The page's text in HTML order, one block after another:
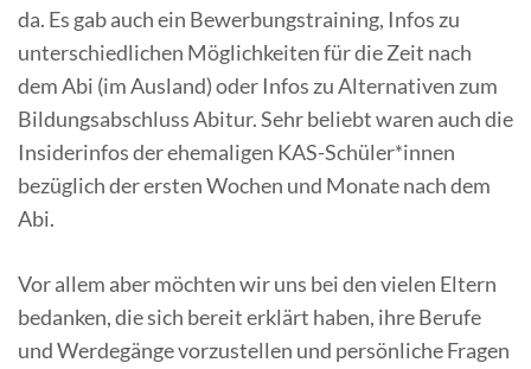
da. Es gab auch ein Bewerbungstraining, Infos zu
unterschiedlichen Möglichkeiten für die Zeit nach
dem Abi (im Ausland) oder Infos zu Alternativen zum
Bildungsabschluss Abitur. Sehr beliebt waren auch die
Insiderinfos der ehemaligen KAS-Schüler*innen
bezüglich der ersten Wochen und Monate nach dem
Abi.
Vor allem aber möchten wir uns bei den vielen Eltern
bedanken, die sich bereit erklärt haben, ihre Berufe
und Werdegänge vorzustellen und persönliche Fragen